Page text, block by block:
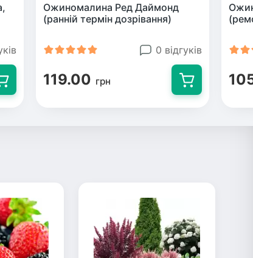
Ожиномалина Ред Даймонд
(ранній термін дозрівання)
0 відгуків
119.00 грн